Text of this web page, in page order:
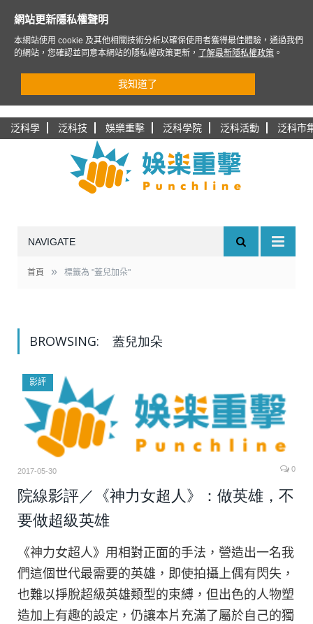
泛科學 泛科技 娛樂重擊 泛科學院 泛科活動 泛科市
NAVIGATE
首頁 » 標籤為 "蓋兒加朵"
BROWSING: 蓋兒加朵
影評
2017-05-30 0
院線影評／《神力女超人》：做英雄，不
要做超級英雄
《神力女超人》用相對正面的手法，營造出一名我
們這個世代最需要的英雄，即使拍攝上偶有閃失，
也難以掙脫超級英雄類型的束縛，但出色的人物塑
造加上有趣的設定，仍讓本片充滿了屬於自己的獨
網站更新隱私權聲明
本網站使用 cookie 及其他相關技術分析以確保使用者獲得最佳體驗，通過我們
的網站，您確認並同意本網站的隱私權政策更新，
了解最新隱私權政策 。
我知道了